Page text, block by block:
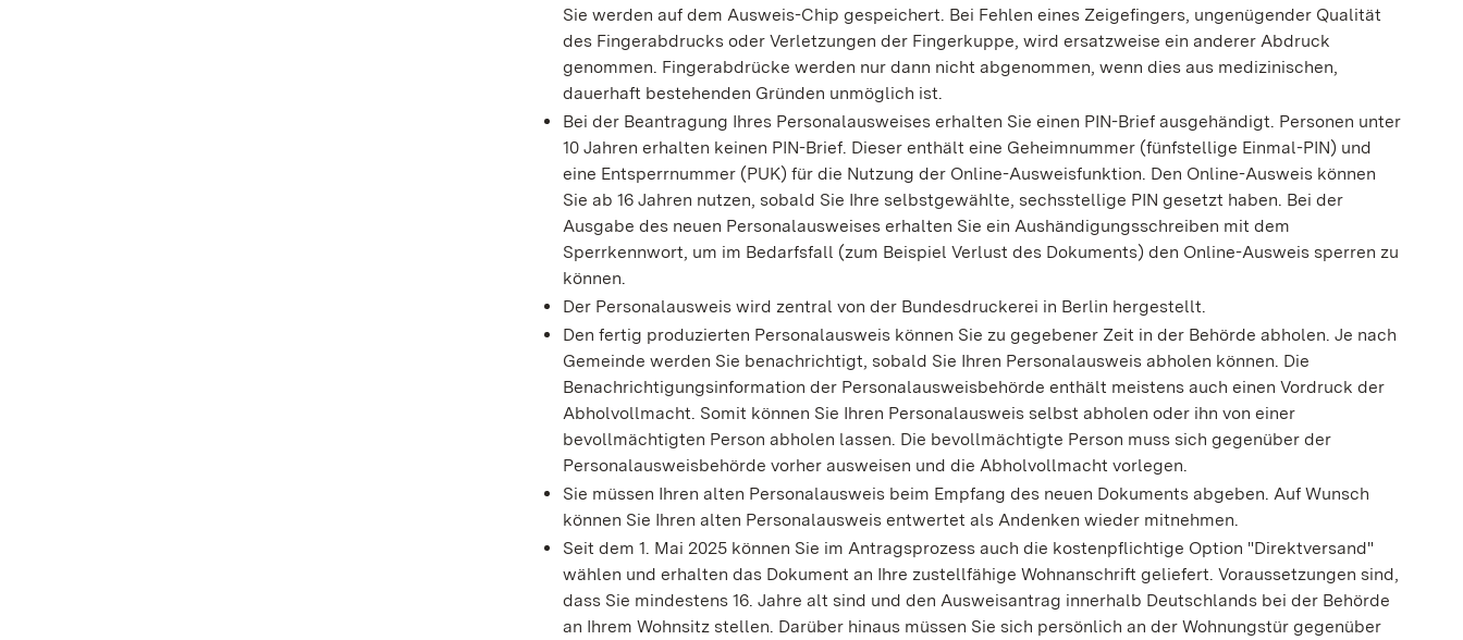
Sie werden auf dem Ausweis-Chip gespeichert. Bei Fehlen eines Zeigefingers, ungenügender Qualität
des Fingerabdrucks oder Verletzungen der Fingerkuppe, wird ersatzweise ein anderer Abdruck
genommen. Fingerabdrücke werden nur dann nicht abgenommen, wenn dies aus medizinischen,
dauerhaft bestehenden Gründen unmöglich ist.
Bei der Beantragung Ihres Personalausweises erhalten Sieeinen PIN-Briefausgehändigt. Personen unter
10 Jahren erhalten keinen PIN-Brief. Dieser enthält eine Geheimnummer (fünfstellige Einmal-PIN) und
eine Entsperrnummer (PUK) für die Nutzung der Online-Ausweisfunktion. Den Online-Ausweis können
Sie ab 16 Jahren nutzen, sobald Sie Ihre selbstgewählte, sechsstellige PIN gesetzt haben. Bei der
Ausgabe des neuen Personalausweises erhalten Sie ein Aushändigungsschreiben mit dem
Sperrkennwort, um im Bedarfsfall (zum Beispiel Verlust des Dokuments) den Online-Ausweis sperren zu
können
Der Personalausweis wird zentral von der Bundesdruckerei in Berlin hergestellt.
Den fertig produzierten Personalausweis können Sie zu gegebener Zeit in der Behörde abholen. Je nach
Gemeinde werden Sie benachrichtigt, sobald Sie Ihren Personalausweis abholen können. Die
Benachrichtigungsinformation der Personalausweisbehörde enthält meistens auch einen Vordruck der
Abholvollmacht. Somit können Sie Ihren Personalausweis selbst abholen oder ihn von einer
bevollmächtigten Person abholen lassen. Die bevollmächtigte Person muss sich gegenüber der
Personalausweisbehörde vorher ausweisen und die Abholvollmacht vorlegen.
Sie müssen Ihren alten Personalausweis beim Empfang des neuen Dokuments abgeben. Auf Wunsch
können Sie Ihren alten Personalausweis entwertet als Andenken wieder mitnehmen.
Seit dem 1. Mai 2025 können Sie im Antragsprozess auch die kostenpflichtige Option "Direktversand"
wählen und erhalten das Dokument an Ihre zustellfähige Wohnanschrift geliefert. Voraussetzungen sind,
dass Sie mindestens 16. Jahre alt sind und den Ausweisantrag innerhalb Deutschlands bei der Behörde
an Ihrem Wohnsitz stellen. Darüber hinaus müssen Sie sich persönlich an der Wohnungstür gegenüber